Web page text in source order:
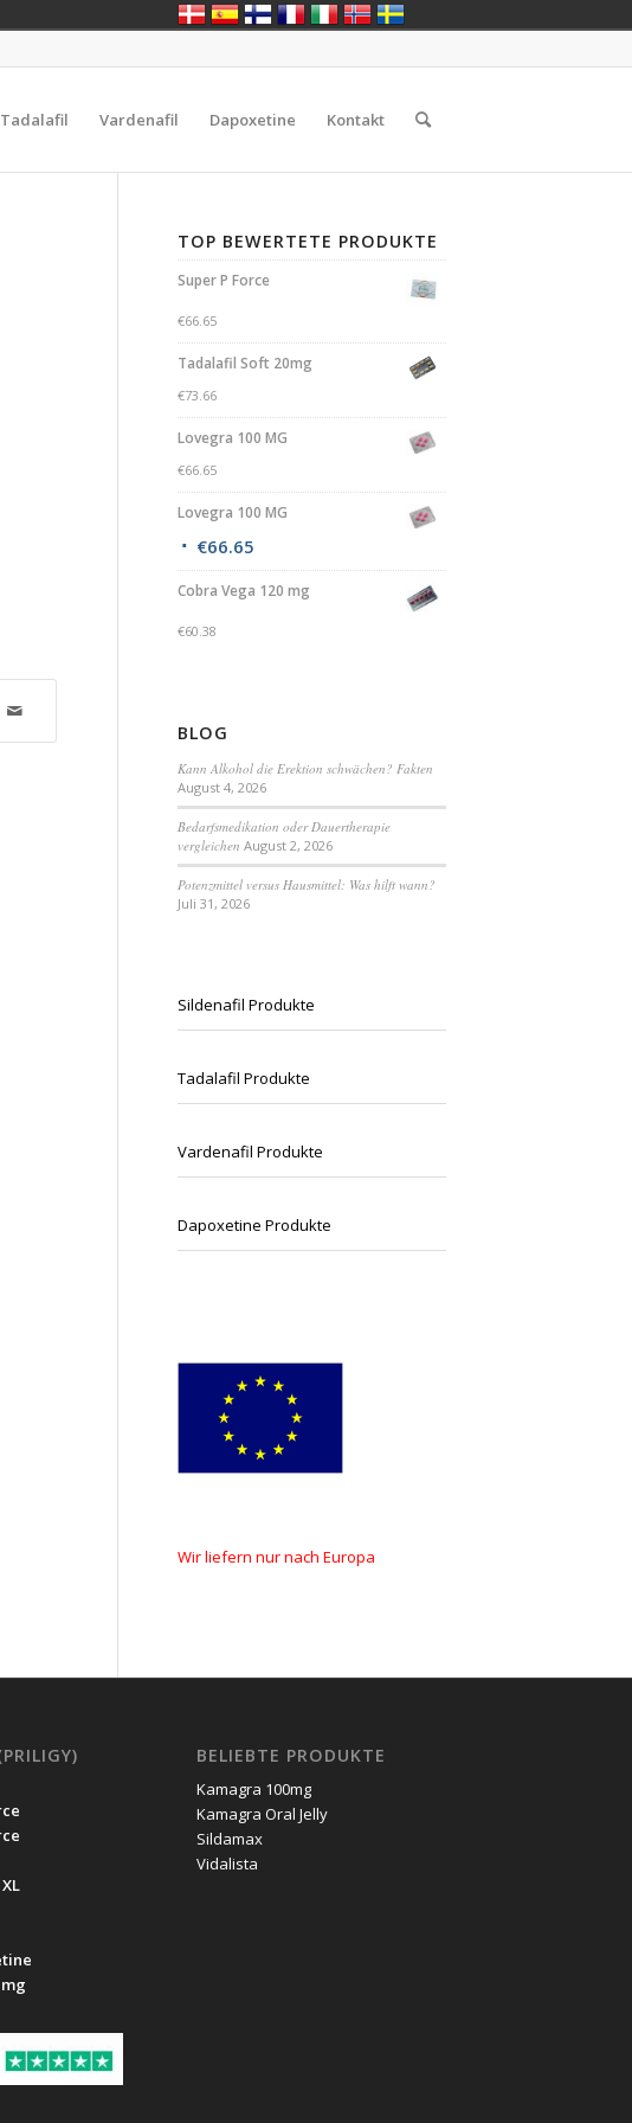
Tadalafil Vardenafil Dapoxetine Kontakt
TOP BEWERTETE PRODUKTE
Super P Force
€66.65
Tadalafil Soft 20mg
€73.66
Lovegra 100 MG
€66.65
Lovegra 100 MG
€66.65
Cobra Vega 120 mg
€60.38
BLOG
Kann Alkohol die Erektion schwächen? Fakten
August 4, 2026
Bedarfsmedikation oder Dauertherapie
vergleichen August 2, 2026
Potenzmittel versus Hausmittel: Was hilft wann?
Juli 31, 2026
Sildenafil Produkte
Tadalafil Produkte
Vardenafil Produkte
Dapoxetine Produkte
Wirliefern nur nach Europa
BELIEBTE PRODUKTE
Kamagra 100mg
Kamagra Oral Jelly
Sildamax
Vidalista